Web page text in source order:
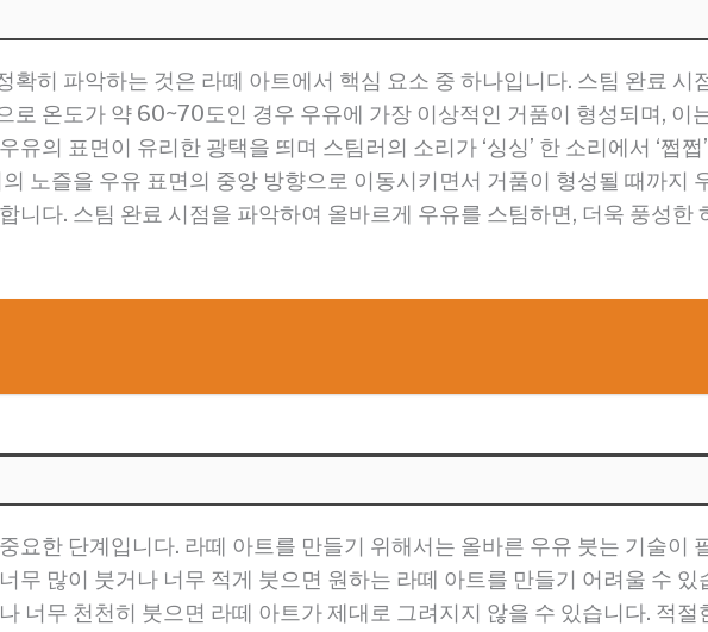
히 파악하는 것은 라떼 아트에서 핵심 요소 중 하나입니다. 스팀 완료 시
로 온도가 약 60~70도인 경우 우유에 가장 이상적인 거품이 형성되며, 이
의 표면이 유리한 광택을 띄며 스팀러의 소리가 ‘싱싱’ 한 소리에서 ‘쩝쩝
노즐을 우유 표면의 중앙 방향으로 이동시키면서 거품이 형성될 때까지
니다. 스팀 완료 시점을 파악하여 올바르게 우유를 스팀하면, 더욱 풍성한
요한 단계입니다. 라떼 아트를 만들기 위해서는 올바른 우유 붓는 기술이
무 많이 붓거나 너무 적게 붓으면 원하는 라떼 아트를 만들기 어려울 수 있
너무 천천히 붓으면 라떼 아트가 제대로 그려지지 않을 수 있습니다. 적절